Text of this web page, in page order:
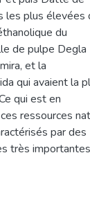
les plus
du
de pulpe Degla
et la
qui avaient la
qui est en
ressources
par des
très